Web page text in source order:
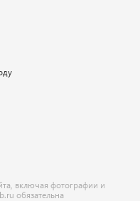
включая фотографии и
обязательна